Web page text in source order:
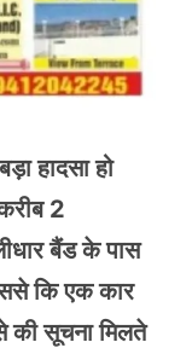
हादसा हो
2
बैंड के पास
कि एक कार
की सूचना मिलते